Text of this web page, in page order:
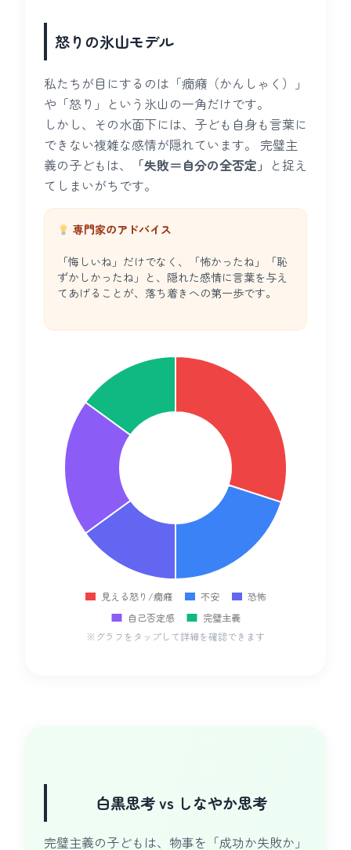
怒りの氷山モデル
私たちが目にするのは「癇癪（かんしゃく）」
や「怒り」という氷山の一角だけです。
しかし、その水面下には、子ども自身も言葉に
できない複雑な感情が隠れています。 完璧主
義の子どもは、
「失敗＝自分の全否定」 と捉え
てしまいがちです。
専門家のアドバイス
「悔しいね」だけでなく、「怖かったね」「恥
ずかしかったね」と、隠れた感情に言葉を与え
てあげることが、落ち着きへの第一歩です。
※グラフをタップして詳細を確認できます
白黒思考 vs しなやか思考
完璧主義の子どもは、物事を「成功か失敗か」